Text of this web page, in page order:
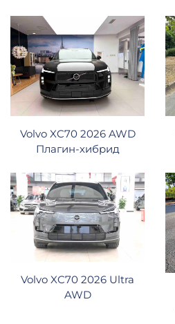
Volvo XC70 2026 AWD
Плагин-хибрид
Volvo XC70 2026 Ultra
AWD